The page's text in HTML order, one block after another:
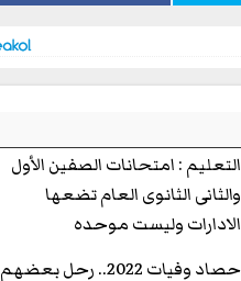
التعليم : امتحانات الصفين الأول
والثانى الثانوى العام تضعها
الادارات وليست موحده
حصاد وفيات 2022.. رحل بعضهم